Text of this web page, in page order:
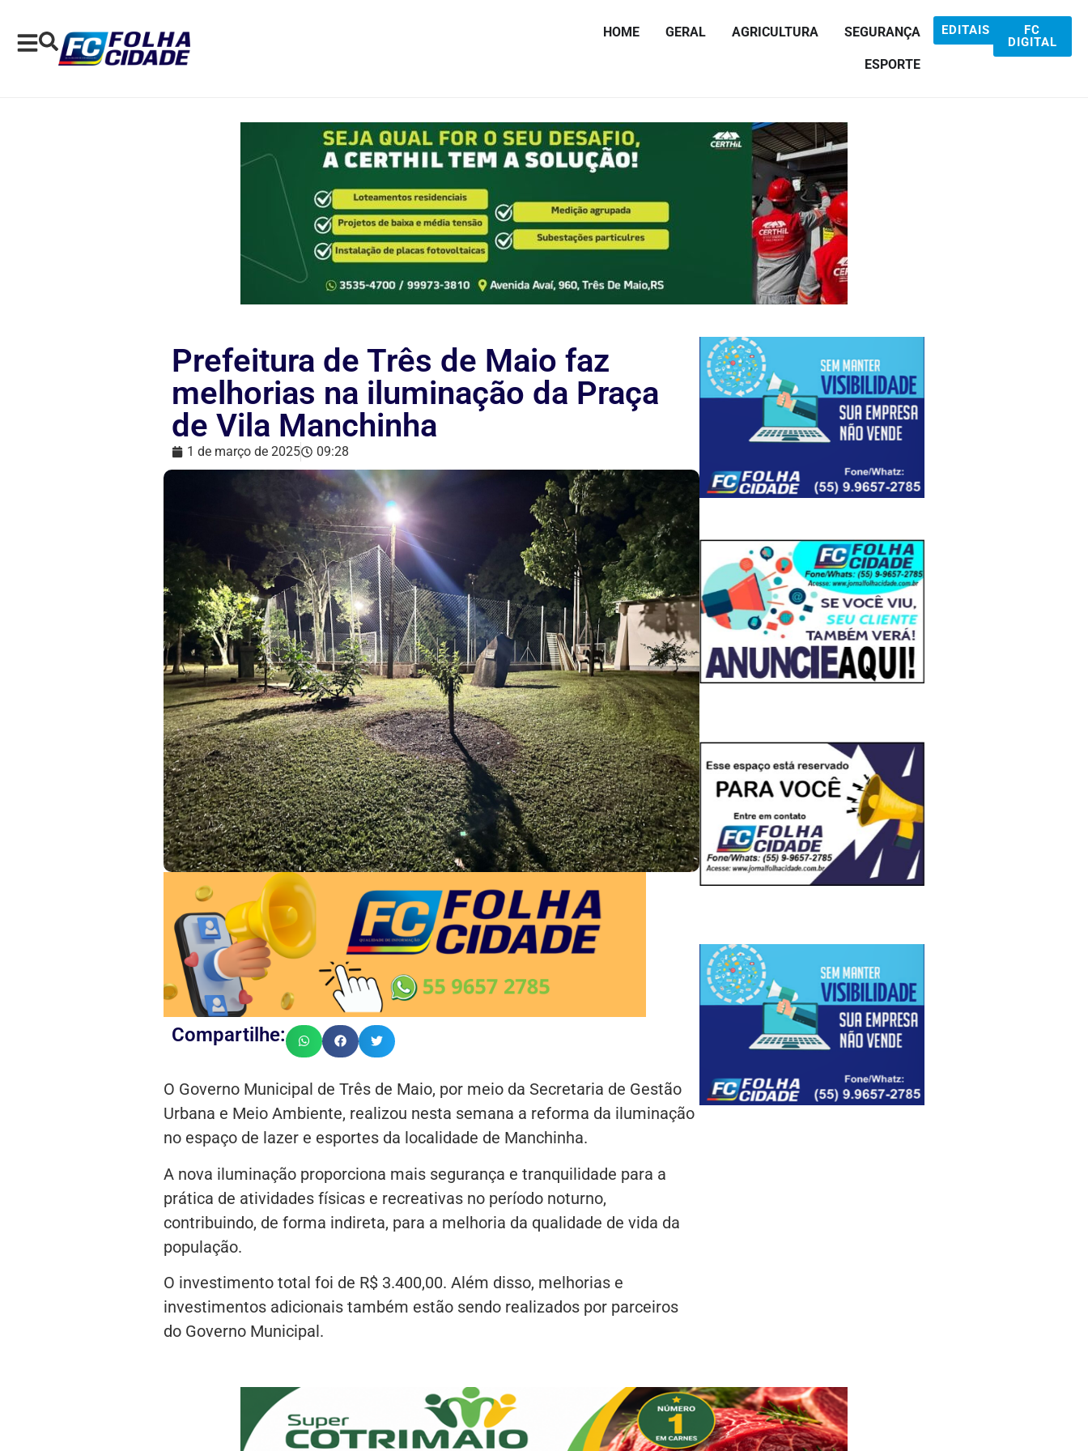
HOME GERAL AGRICULTURA SEGURANÇA
ESPORTE
EDITAIS
FC
DIGITAL
Prefeitura de Três de Maio faz
melhorias na iluminação da Praça
de Vila Manchinha
1 de março de 2025 09:28
Compartilhe:
O Governo Municipal de Três de Maio, por meio da Secretaria de Gestão
Urbana e Meio Ambiente, realizou nesta semana a reforma da iluminação
no espaço de lazer e esportes da localidade de Manchinha.
A nova iluminação proporciona mais segurança e tranquilidade para a
prática de atividades físicas e recreativas no período noturno,
contribuindo, de forma indireta, para a melhoria da qualidade de vida da
população.
O investimento total foi de R$ 3.400,00. Além disso, melhorias e
investimentos adicionais também estão sendo realizados por parceiros
do Governo Municipal.